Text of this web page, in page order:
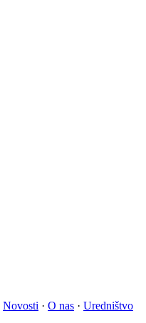
Novosti · O nas · Uredništvo